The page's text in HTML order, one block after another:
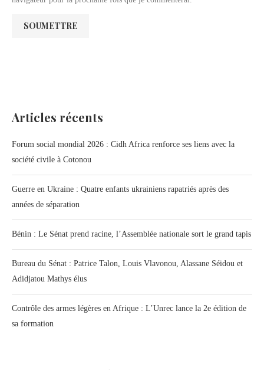
Articles récents
Forum social mondial 2026 : Cidh Africa renforce ses liens avec la
société civile à Cotonou
Guerre en Ukraine : Quatre enfants ukrainiens rapatriés après des
années de séparation
Bénin : Le Sénat prend racine, l’Assemblée nationale sort le grand tapis
Bureau du Sénat : Patrice Talon, Louis Vlavonou, Alassane Séidou et
Adidjatou Mathys élus
Contrôle des armes légères en Afrique : L’Unrec lance la 2e édition de
sa formation